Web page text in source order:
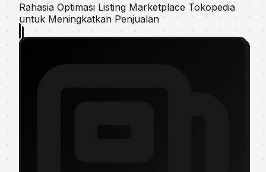
Rahasia Optimasi Listing Marketplace Tokopedia
untuk Meningkatkan Penjualan